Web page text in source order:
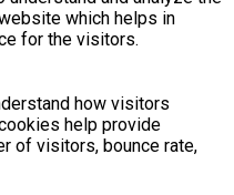
which helps in
for the visitors.
how visitors
help provide
of visitors, bounce rate,